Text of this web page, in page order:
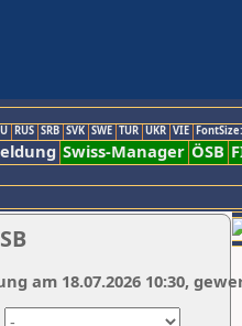
RUS SRB SVK SWE TUR UKR VIE
Swiss-Manager ÖSB
am 18.07.2026 10:30,